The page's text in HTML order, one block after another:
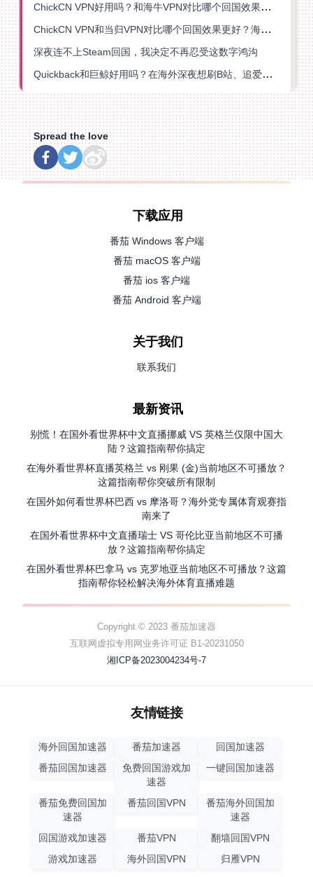
ChickCN VPN好用吗？和海牛VPN对比哪个回国效果更好？
ChickCN VPN和当归VPN对比哪个回国效果更好？海外党亲测后选了它
深夜连不上Steam回国，我决定不再忍受这数字鸿沟
Quickback和巨鲸好用吗？在海外深夜想刷B站、追爱奇艺的你，或许正需要这份答案
Spread the love
下载应用
番茄 Windows 客户端
番茄 macOS 客户端
番茄 ios 客户端
番茄 Android 客户端
关于我们
联系我们
最新资讯
别慌！在国外看世界杯中文直播挪威 VS 英格兰仅限中国大
陆？这篇指南帮你搞定
在海外看世界杯直播英格兰 vs 刚果 (金)当前地区不可播放？
这篇指南帮你突破所有限制
在国外如何看世界杯巴西 vs 摩洛哥？海外党专属体育观赛指
南来了
在国外看世界杯中文直播瑞士 VS 哥伦比亚当前地区不可播
放？这篇指南帮你搞定
在国外看世界杯巴拿马 vs 克罗地亚当前地区不可播放？这篇
指南帮你轻松解决海外体育直播难题
Copyright © 2023 番茄加速器
互联网虚拟专用网业务许可证 B1-20231050
湘ICP备2023004234号-7
友情链接
海外回国加速器 番茄加速器
回国加速器
番茄回国加速器
免费回国游戏加
速器
一键回国加速器
番茄免费回国加
速器
番茄回国VPN
番茄海外回国加
速器
回国游戏加速器
番茄VPN
翻墙回国VPN
游戏加速器
海外回国VPN 归雁VPN